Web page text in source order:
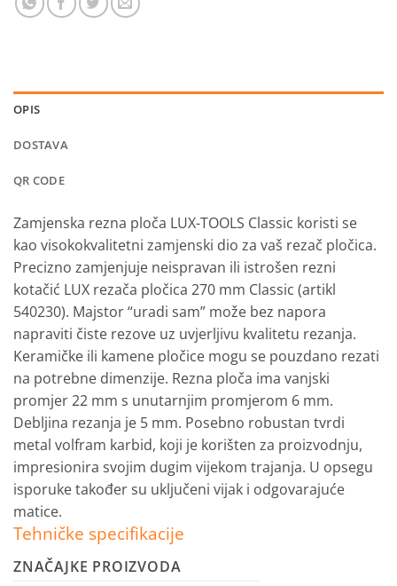
OPIS
DOSTAVA
QR CODE
Zamjenska rezna ploča LUX-TOOLS Classic koristi se
kao visokokvalitetni zamjenski dio za vaš rezač pločica.
Precizno zamjenjuje neispravan ili istrošen rezni
kotačić LUX rezača pločica 270 mm Classic (artikl
540230). Majstor “uradi sam” može bez napora
napraviti čiste rezove uz uvjerljivu kvalitetu rezanja.
Keramičke ili kamene pločice mogu se pouzdano rezati
na potrebne dimenzije. Rezna ploča ima vanjski
promjer 22 mm s unutarnjim promjerom 6 mm.
Debljina rezanja je 5 mm. Posebno robustan tvrdi
metal volfram karbid, koji je korišten za proizvodnju,
impresionira svojim dugim vijekom trajanja. U opsegu
isporuke također su uključeni vijak i odgovarajuće
matice.
Tehničke specifikacije
ZNAČAJKE PROIZVODA